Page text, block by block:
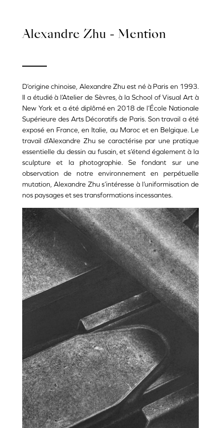
Alexandre Zhu - Mention
D’origine chinoise, Alexandre Zhu est né à Paris en 1993.
Il a étudié à l’Atelier de Sèvres, à la School of Visual Art à
New York et a été diplômé en 2018 de l’École Nationale
Supérieure des Arts Décoratifs de Paris. Son travail a été
exposé en France, en Italie, au Maroc et en Belgique. Le
travail d’Alexandre Zhu se caractérise par une pratique
essentielle du dessin au fusain, et s’étend également à la
sculpture et la photographie. Se fondant sur une
observation de notre environnement en perpétuelle
mutation, Alexandre Zhu s’intéresse à l’uniformisation de
nos paysages et ses transformations incessantes.